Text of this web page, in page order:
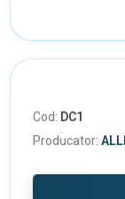
Cod: DC1
Producator: